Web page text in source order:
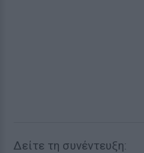
Δείτε τη συνέντευξη: